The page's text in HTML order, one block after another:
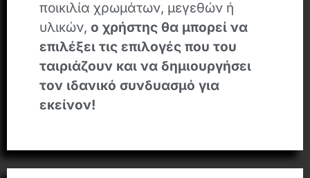
ποικιλία χρωμάτων, μεγεθών ή
υλικών,ο χρήστης θα μπορεί να
επιλέξει τις επιλογές που του
ταιριάζουν και να δημιουργήσει
τον ιδανικό συνδυασμό για
εκείνον!